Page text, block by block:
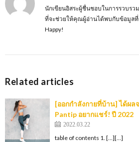
นักเขียนอิสระผู้ชื่นชอบในการรวบรว
ที่จะช่วยให้คุณผู้อ่านได้พบกับข้อมูลที่
Happy!
Related articles
[ออกกําลังกายที่บ้าน] ได้ผล
Pantip อยากแชร์! ปี 2022
2022.03.22
table of contents 1. […][…]